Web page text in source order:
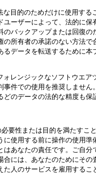
な目的のためだけに使用する
ユーザーによって、法的に保
のバックアップまたは回復の
の所有者の承諾のない方法で
るデータを転送するために本
ォレンジックなソフトウエア
事件での使用を推奨しません
のデータの法的な精度も保
要性または目的を満たすこ
に使用する前に操作の使用準
はあなたの責任です。ご自分
合には、あなたのためにその
た人のサービスを雇用するこ